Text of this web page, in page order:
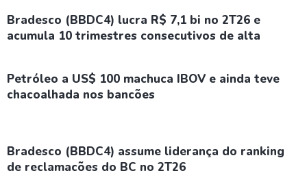
Bradesco (BBDC4) lucra R$ 7,1 bi no 2T26 e
acumula 10 trimestres consecutivos de alta
Petróleo a US$ 100 machuca IBOV e ainda teve
chacoalhada nos bancões
Bradesco (BBDC4) assume liderança do ranking
de reclamações do BC no 2T26